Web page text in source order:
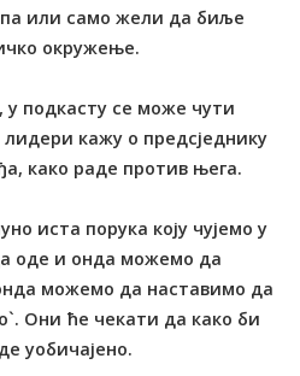
или само жели да биље
окружење.
подкасту се може чути
кажу о предсједнику
како раде против њега.
иста порука коју чујемо у
оде и онда можемо да
можемо да наставимо да
Они ће чекати да како би
уобичајено.